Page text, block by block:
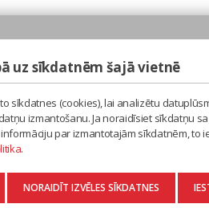
uz sīkdatnēm šajā vietnē
sīkdatnes (cookies), lai analizētu
izmantošanu. Ja noraidīsiet sīkdatņu
par izmantotajām sīkdatnēm,
.
NORAIDĪT IZVĒLES SĪKDATNES